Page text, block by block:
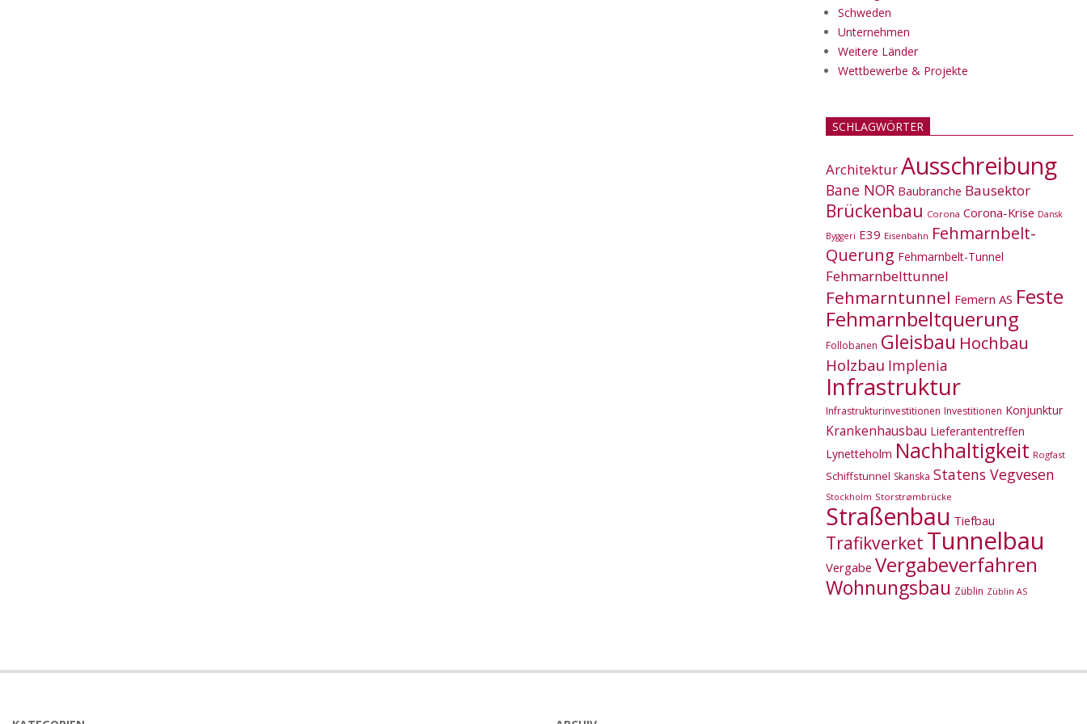
Schweden
Unternehmen
Weitere Länder
Wettbewerbe & Projekte
SCHLAGWÖRTER
ArchitekturAusschreibung
Bane NOR Baubranche Bausektor
Brückenbau Corona Corona-Krise Dansk
Byggeri E39 Eisenbahn Fehmarnbelt-
Querung Fehmarnbelt-Tunnel
Fehmarnbelttunnel
Fehmarntunnel Femern AS Feste
Fehmarnbeltquerung
Follobanen Gleisbau Hochbau
Holzbau Implenia
Infrastruktur
Infrastrukturinvestitionen Investitionen Konjunktur
Krankenhausbau Lieferantentreffen
Lynetteholm Nachhaltigkeit Rogfast
Schiffstunnel Skanska Statens Vegvesen
Stockholm Storstrømbrücke
Straßenbau Tiefbau
Trafikverket Tunnelbau
Vergabe Vergabeverfahren
Wohnungsbau Züblin Züblin AS